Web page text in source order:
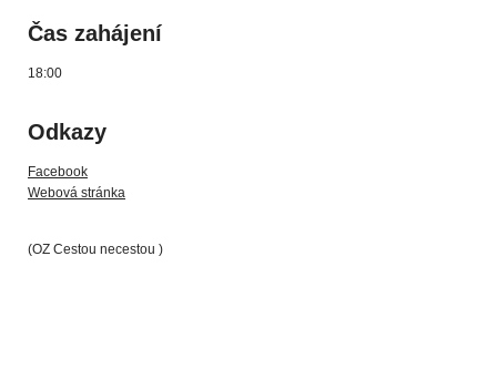
Čas zahájení
18:00
Odkazy
Facebook
Webová stránka
(OZ Cestou necestou )